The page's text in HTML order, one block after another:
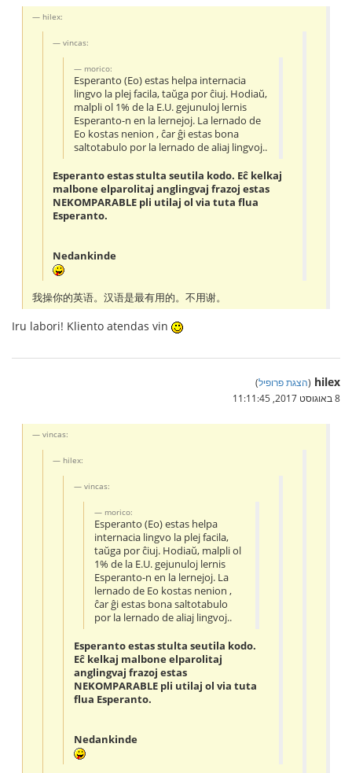
hilex:
vincas:
morico:
Esperanto (Eo) estas helpa internacia
lingvo la plej facila, taŭga por ĉiuj. Hodiaŭ,
malpli ol 1% de la E.U. gejunuloj lernis
Esperanto-n en la lernejoj. La lernado de
Eo kostas nenion , ĉar ĝi estas bona
saltotabulo por la lernado de aliaj lingvoj..
Esperanto estas stulta seutila kodo. Eĉ kelkaj
malbone elparolitaj anglingvaj frazoj estas
NEKOMPARABLE pli utilaj ol via tuta flua
Esperanto.
Nedankinde
我操你的英语。汉语是最有用的。不用谢。
Iru labori! Kliento atendas vin
hilex
(הצגת פרופיל)
8 באוגוסט 2017, 11:11:45
vincas:
hilex:
vincas:
morico:
Esperanto (Eo) estas helpa
internacia lingvo la plej facila,
taŭga por ĉiuj. Hodiaŭ, malpli ol
1% de la E.U. gejunuloj lernis
Esperanto-n en la lernejoj. La
lernado de Eo kostas nenion ,
ĉar ĝi estas bona saltotabulo
por la lernado de aliaj lingvoj..
Esperanto estas stulta seutila kodo.
Eĉ kelkaj malbone elparolitaj
anglingvaj frazoj estas
NEKOMPARABLE pli utilaj ol via tuta
flua Esperanto.
Nedankinde